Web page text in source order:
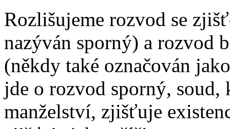
Rozlišujeme rozvod se
nazýván sporný) a rozvod
(někdy také označován
jde o rozvod sporný,
manželství, zjišťuje